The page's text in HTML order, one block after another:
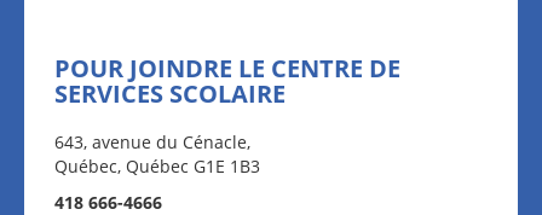
POUR JOINDRE LE CENTRE DE
SERVICES SCOLAIRE
643, avenue du Cénacle,
Québec, Québec G1E 1B3
418 666-4666